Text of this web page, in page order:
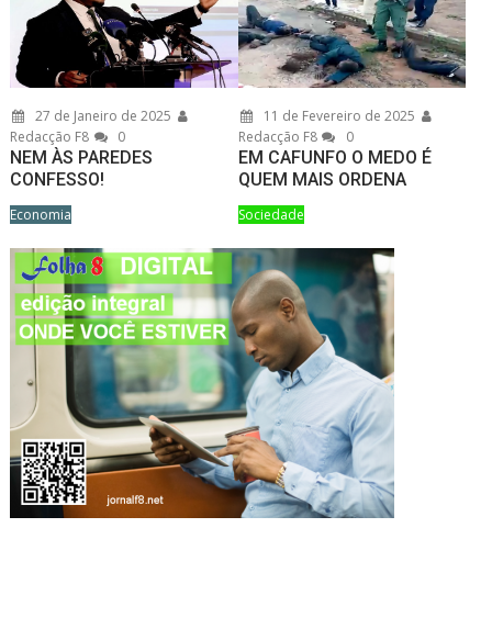
27 de Janeiro de 2025
Redacção F8
0
NEM ÀS PAREDES
CONFESSO!
Economia
11 de Fevereiro de 2025
Redacção F8
0
EM CAFUNFO O MEDO É
QUEM MAIS ORDENA
Sociedade